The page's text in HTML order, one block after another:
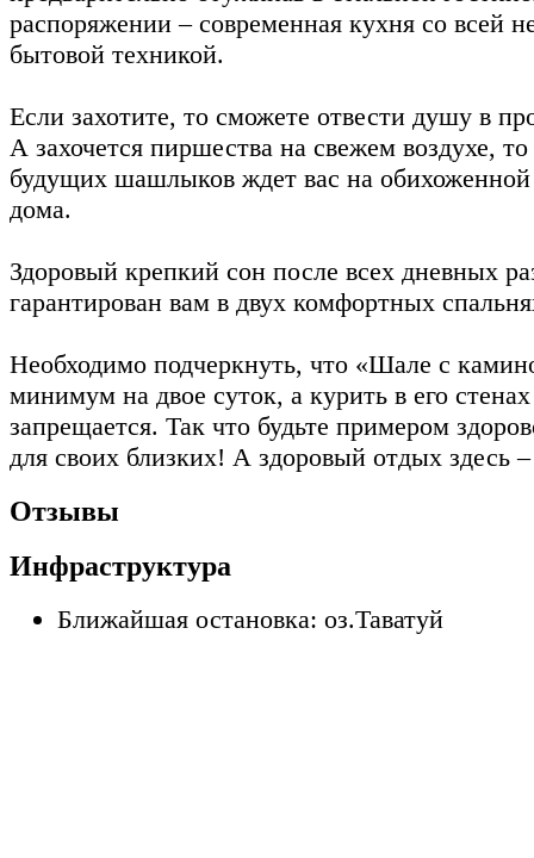
распоряжении – современная кухня со всей
бытовой техникой.
Если захотите, то сможете отвести душу в
А захочется пиршества на свежем воздухе,
будущих шашлыков ждет вас на обихоженной
дома.
Здоровый крепкий сон после всех дневных
гарантирован вам в двух комфортных
Необходимо подчеркнуть, что «Шале с
минимум на двое суток, а курить в его стенах
запрещается. Так что будьте примером
для своих близких! А здоровый отдых здесь
Отзывы
Инфраструктура
Ближайшая остановка: оз.Таватуй